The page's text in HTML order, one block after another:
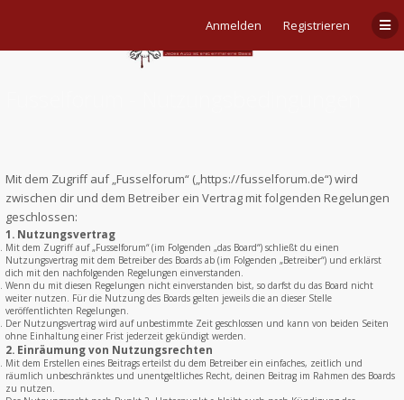
Anmelden Registrieren
Mit dem Zugriff auf „Fusselforum“ („https://fusselforum.de“) wird
zwischen dir und dem Betreiber ein Vertrag mit folgenden Regelungen
geschlossen:
1. Nutzungsvertrag
Mit dem Zugriff auf „Fusselforum“ (im Folgenden „das Board“) schließt du einen
Nutzungsvertrag mit dem Betreiber des Boards ab (im Folgenden „Betreiber“) und erklärst
dich mit den nachfolgenden Regelungen einverstanden.
Wenn du mit diesen Regelungen nicht einverstanden bist, so darfst du das Board nicht
weiter nutzen. Für die Nutzung des Boards gelten jeweils die an dieser Stelle
veröffentlichten Regelungen.
Der Nutzungsvertrag wird auf unbestimmte Zeit geschlossen und kann von beiden Seiten
ohne Einhaltung einer Frist jederzeit gekündigt werden.
2. Einräumung von Nutzungsrechten
Mit dem Erstellen eines Beitrags erteilst du dem Betreiber ein einfaches, zeitlich und
räumlich unbeschränktes und unentgeltliches Recht, deinen Beitrag im Rahmen des Boards
zu nutzen.